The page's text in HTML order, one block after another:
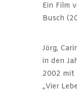
Ein Film
Busch
Jörg,
in den
2002 mit
„Vier